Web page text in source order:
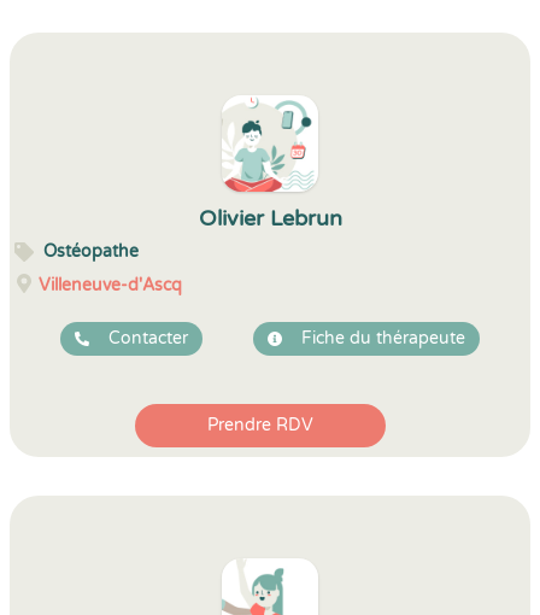
Olivier Lebrun
Ostéopathe
Villeneuve-d'Ascq
Contacter Fiche du thérapeute
Prendre RDV